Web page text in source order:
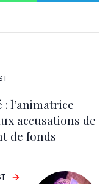
l’animatrice
accusations de
de fonds